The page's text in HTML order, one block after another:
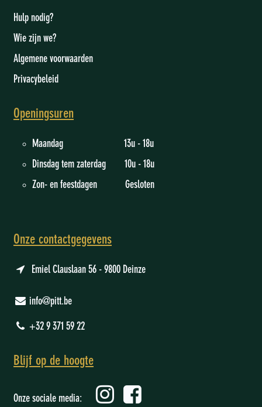
Hulp nodig?
Wie zijn we?
Algemene voorwaarden
Privacybeleid
Openingsuren
Maandag 13u - 18u
Dinsdag tem zaterdag 10u - 18u
Zon- en feestdagen Gesloten
Onze contactgegevens
Emiel Clauslaan 56 - 9800 Deinze
info@pitt.be
+32 9 371 59 22
Blijf op de hoogte
Onze sociale media: